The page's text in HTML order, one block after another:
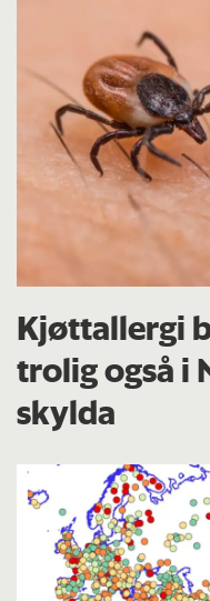
Kjøttallergi
trolig også i
skylda